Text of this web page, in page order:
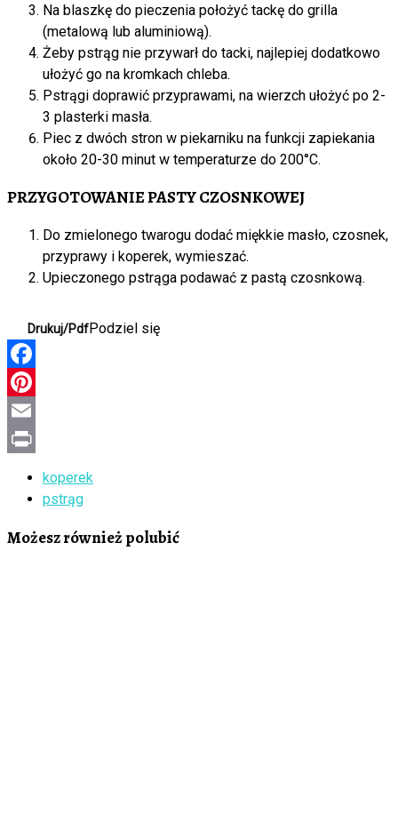
Na blaszkę do pieczenia położyć tackę do grilla
(metalową lub aluminiową).
Żeby pstrąg nie przywarł do tacki, najlepiej dodatkowo
ułożyć go na kromkach chleba.
Pstrągi doprawić przyprawami, na wierzch ułożyć po 2-
3 plasterki masła.
Piec z dwóch stron w piekarniku na funkcji zapiekania
około 20-30 minut w temperaturze do 200°C.
PRZYGOTOWANIE PASTY CZOSNKOWEJ
Do zmielonego twarogu dodać miękkie masło, czosnek,
przyprawy i koperek, wymieszać.
Upieczonego pstrąga podawać z pastą czosnkową.
Drukuj/PdfPodziel się
Facebook
Pinterest
Email
koperek
pstrąg
Możesz również polubić